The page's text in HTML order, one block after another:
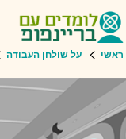
על שולחן העבודה